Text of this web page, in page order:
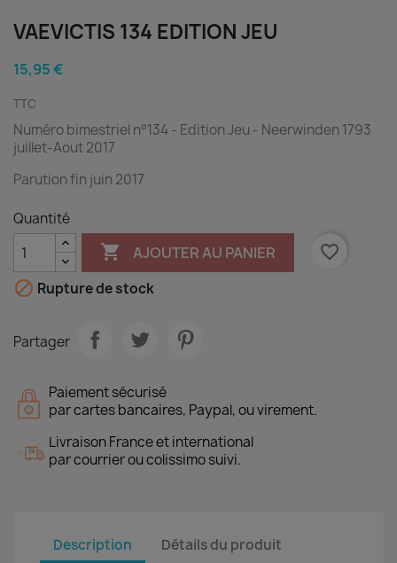
VAEVICTIS 134 EDITION JEU
15,95 €
TTC
Numéro bimestriel n°134 - Edition Jeu - Neerwinden 1793
juillet-Aout 2017
Parution fin juin 2017
Quantité
 AJOUTER AU PANIER
favorite_border
 Rupture de stock
Partager
Paiement sécurisé
par cartes bancaires, Paypal, ou virement.
Livraison France et international
par courrier ou colissimo suivi.
Description
Détails du produit